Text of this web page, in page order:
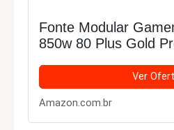
Fonte Modular
850w 80 Plus Gold
Ver
Amazon.com.br